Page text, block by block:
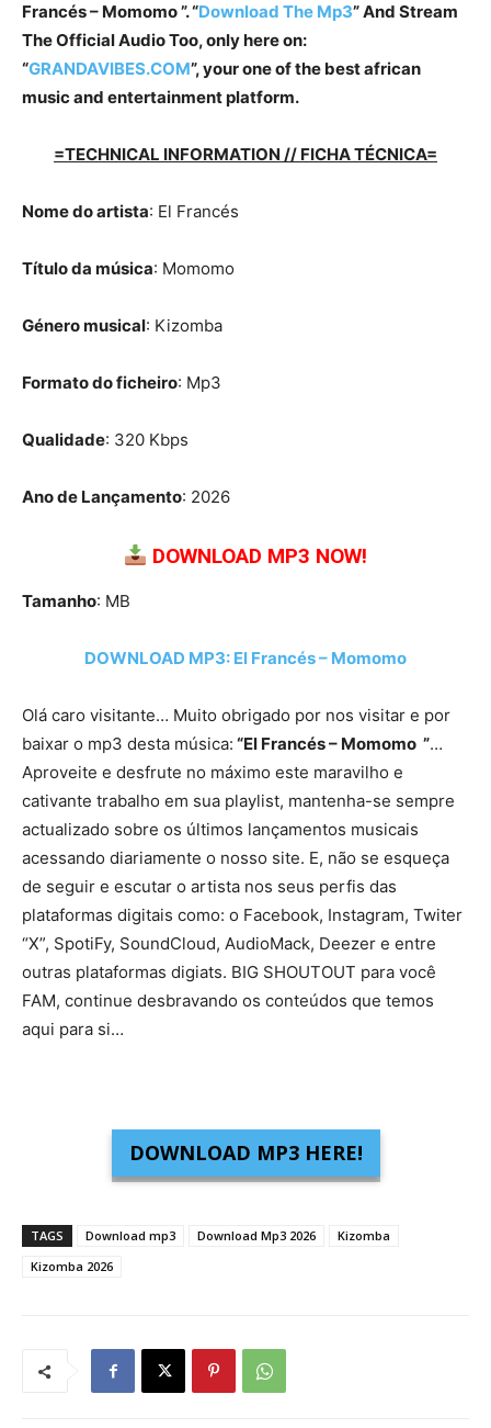
Francés – Momomo ”. “Download The Mp3”And Stream
The Official Audio Too, only here on:
“GRANDAVIBES.COM”, your one of the best african
music and entertainment platform.
=TECHNICAL INFORMATION // FICHA TÉCNICA=
Nome do artista: El Francés
Título da música: Momomo
Género musical: Kizomba
Formato do ficheiro: Mp3
Qualidade: 320 Kbps
Ano de Lançamento: 2026
DOWNLOAD MP3 NOW!
Tamanho: MB
DOWNLOAD MP3: El Francés – Momomo
Olá caro visitante… Muito obrigado por nos visitar e por
baixar o mp3 desta música: “El Francés – Momomo ”…
Aproveite e desfrute no máximo este maravilho e
cativante trabalho em sua playlist, mantenha-se sempre
actualizado sobre os últimos lançamentos musicais
acessando diariamente o nosso site. E, não se esqueça
de seguir e escutar o artista nos seus perfis das
plataformas digitais como: o Facebook, Instagram, Twiter
“X”, SpotiFy, SoundCloud, AudioMack, Deezer e entre
outras plataformas digiats. BIG SHOUTOUT para você
FAM, continue desbravando os conteúdos que temos
aqui para si…
DOWNLOAD MP3 HERE!
TAGS Download mp3 Download Mp3 2026
Kizomba
Kizomba 2026